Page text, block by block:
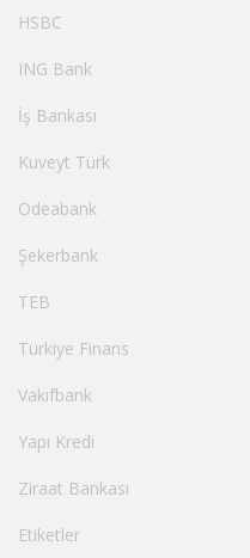
HSBC
ING Bank
İş Bankası
Kuveyt Türk
Odeabank
Şekerbank
TEB
Türkiye Finans
Vakıfbank
Yapı Kredi
Ziraat Bankası
Etiketler